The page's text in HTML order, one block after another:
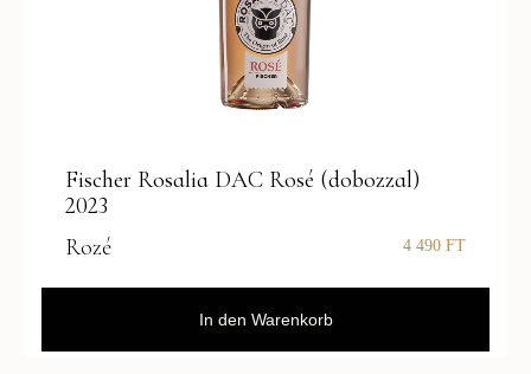
Fischer Rosalia DAC Rosé (dobozzal)
2023
Rozé
4 490 FT
In den Warenkorb